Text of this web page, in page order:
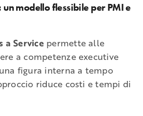
un modello flessibile per PMI e
a Servicepermette alle
a competenze executive
figura interna a tempo
riduce costi e tempi di